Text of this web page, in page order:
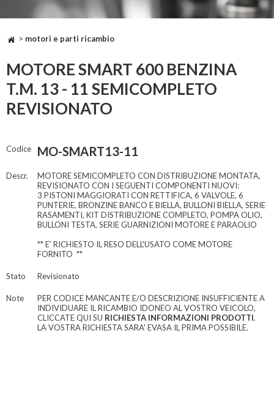
> motori e parti ricambio
MOTORE SMART 600 BENZINA
T.M. 13 - 11 SEMICOMPLETO
REVISIONATO
Codice MO-SMART13-11
Descr.
MOTORE SEMICOMPLETO CON DISTRIBUZIONE MONTATA,
REVISIONATO CON I SEGUENTI COMPONENTI NUOVI:
3 PISTONI MAGGIORATI CON RETTIFICA, 6 VALVOLE, 6
PUNTERIE, BRONZINE BANCO E BIELLA, BULLONI BIELLA, SERIE
RASAMENTI, KIT DISTRIBUZIONE COMPLETO, POMPA OLIO,
BULLONI TESTA, SERIE GUARNIZIONI MOTORE E PARAOLIO
** E' RICHIESTO IL RESO DELL'USATO COME MOTORE
FORNITO **
Stato Revisionato
Note
PER CODICE MANCANTE E/O DESCRIZIONE INSUFFICIENTE A
INDIVIDUARE IL RICAMBIO IDONEO AL VOSTRO VEICOLO,
CLICCATE QUI SU RICHIESTA INFORMAZIONI PRODOTTI.
LA VOSTRA RICHIESTA SARA' EVASA IL PRIMA POSSIBILE.